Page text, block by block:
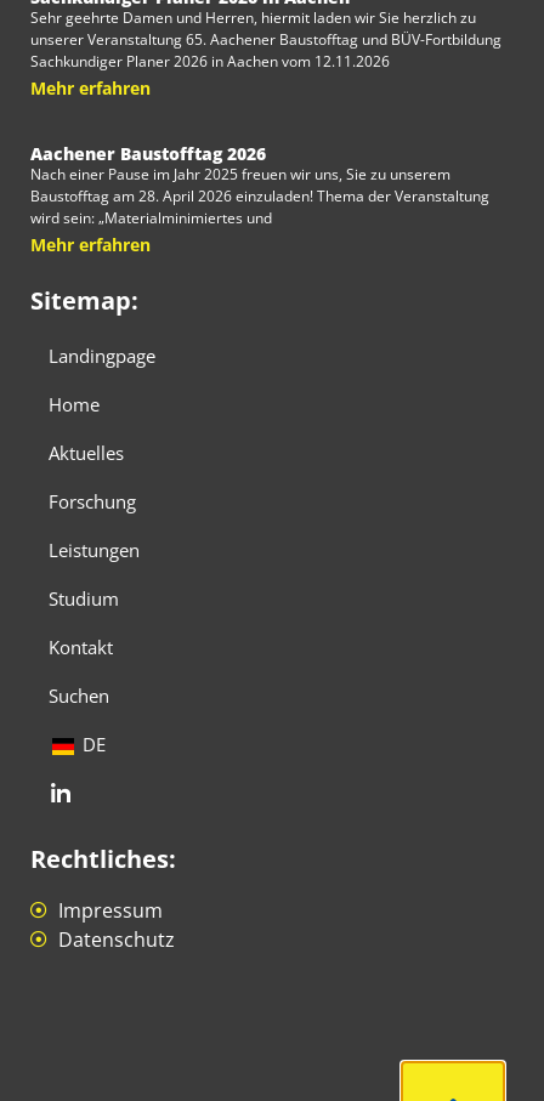
Sehr geehrte Damen und Herren, hiermit laden wir Sie herzlich zu
unserer Veranstaltung 65. Aachener Baustofftag und BÜV-Fortbildung
Sachkundiger Planer 2026 in Aachen vom 12.11.2026
Mehr erfahren
Aachener Baustofftag 2026
Nach einer Pause im Jahr 2025 freuen wir uns, Sie zu unserem
Baustofftag am 28. April 2026 einzuladen! Thema der Veranstaltung
wird sein: „Materialminimiertes und
Mehr erfahren
Sitemap:
Landingpage
Home
Aktuelles
Forschung
Leistungen
Studium
Kontakt
Suchen
DE
Rechtliches:
Impressum
Datenschutz